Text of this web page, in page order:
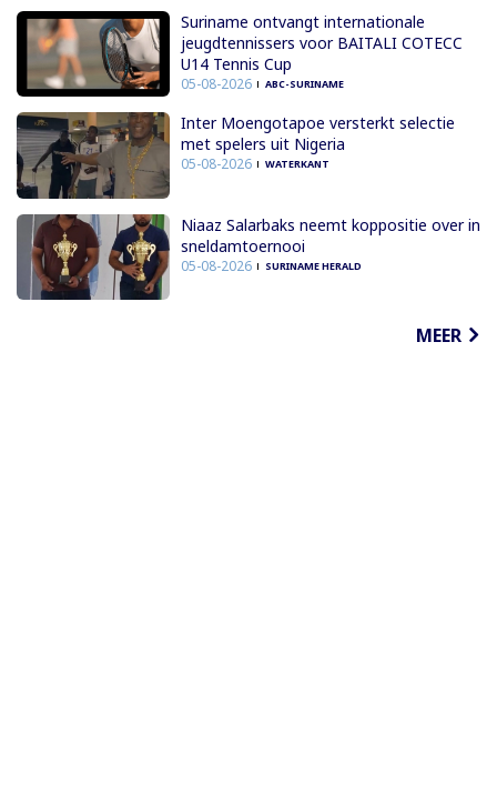
Suriname ontvangt internationale
jeugdtennissers voor BAITALI COTECC
U14 Tennis Cup
05-08-2026 ABC-SURINAME
Inter Moengotapoe versterkt selectie
met spelers uit Nigeria
05-08-2026 WATERKANT
Niaaz Salarbaks neemt koppositie over in
sneldamtoernooi
05-08-2026 SURINAME HERALD
MEER